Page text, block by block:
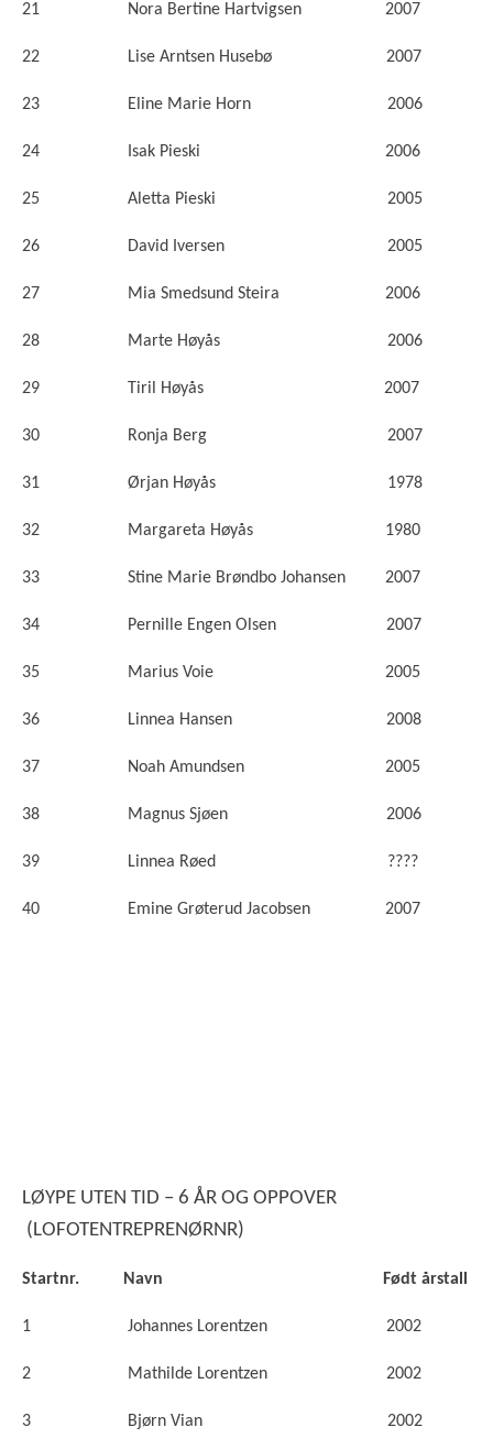
21 Nora Bertine Hartvigsen 2007
22 Lise Arntsen Husebø 2007
23 Eline Marie Horn 2006
24 Isak Pieski 2006
25 Aletta Pieski 2005
26 David Iversen 2005
27 Mia Smedsund Steira 2006
28 Marte Høyås 2006
29 Tiril Høyås 2007
30 Ronja Berg 2007
31 Ørjan Høyås 1978
32 Margareta Høyås 1980
33 Stine Marie Brøndbo Johansen 2007
34 Pernille Engen Olsen 2007
35 Marius Voie 2005
36 Linnea Hansen 2008
37 Noah Amundsen 2005
38 Magnus Sjøen 2006
39 Linnea Røed ????
40 Emine Grøterud Jacobsen 2007
LØYPE UTEN TID – 6 ÅR OG OPPOVER
(LOFOTENTREPRENØRNR)
Startnr. Navn Født årstall
1 Johannes Lorentzen 2002
2 Mathilde Lorentzen 2002
3 Bjørn Vian 2002